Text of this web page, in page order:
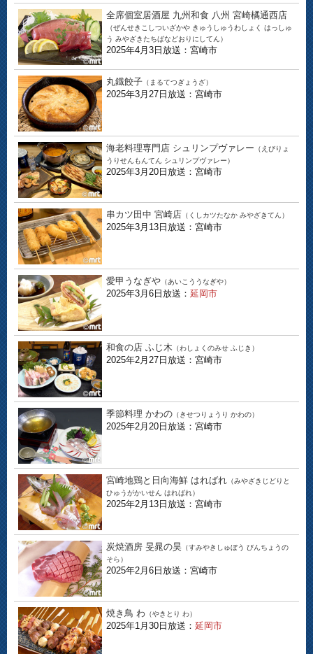
全席個室居酒屋 九州和食 八州 宮崎橘通西店
（ぜんせきこしついざかや きゅうしゅうわしょく はっしゅ
う みやざきたちばなどおりにしてん）
2025年4月3日放送：宮崎市
丸鐡餃子 （まるてつぎょうざ）
2025年3月27日放送：宮崎市
海老料理専門店 シュリンプヴァレー （えびりょ
うりせんもんてん シュリンプヴァレー）
2025年3月20日放送：宮崎市
串カツ田中 宮崎店 （くしカツたなか みやざきてん）
2025年3月13日放送：宮崎市
愛甲うなぎや （あいこううなぎや）
2025年3月6日放送： 延岡市
和食の店 ふじ木 （わしょくのみせ ふじき）
2025年2月27日放送：宮崎市
季節料理 かわの （きせつりょうり かわの）
2025年2月20日放送：宮崎市
宮崎地鶏と日向海鮮 はればれ （みやざきじどりと
ひゅうがかいせん はればれ）
2025年2月13日放送：宮崎市
炭焼酒房 旻晁の昊 （すみやきしゅぼう びんちょうの
そら）
2025年2月6日放送：宮崎市
焼き鳥 わ （やきとり わ）
2025年1月30日放送： 延岡市